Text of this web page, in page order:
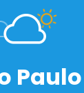
Paulo